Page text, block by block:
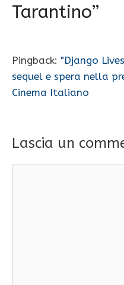
Tarantino”
Pingback: "Django
sequel e spera nella
Cinema Italiano
Lascia un